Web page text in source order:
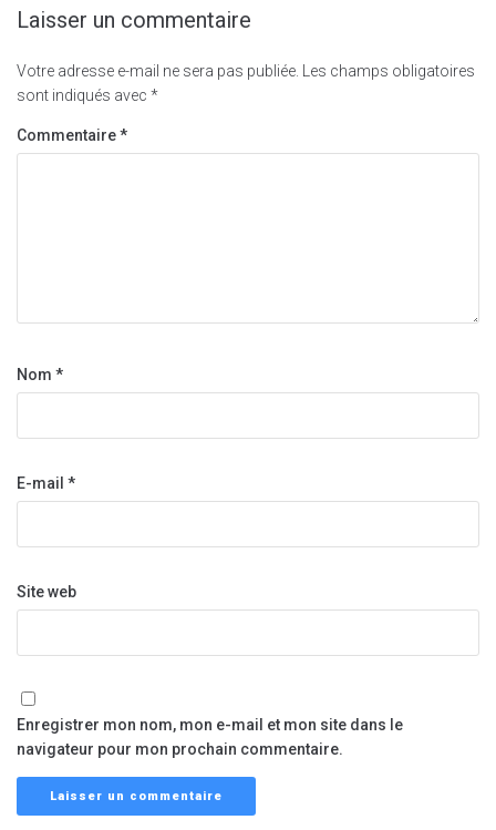
Laisser un commentaire
Votre adresse e-mail ne sera pas publiée.
Les champs obligatoires
sont indiqués avec *
Commentaire*
Nom *
E-mail *
Site web
Enregistrer mon nom, mon e-mail et mon site dans le
navigateur pour mon prochain commentaire.